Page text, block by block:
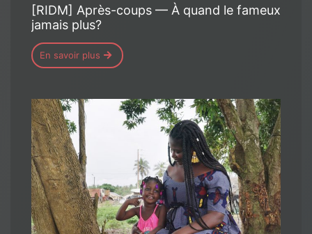
[RIDM] Après-coups — À quand le fameux
jamais plus?
En savoir plus